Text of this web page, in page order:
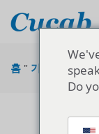
홈 " 기술 커패
Do